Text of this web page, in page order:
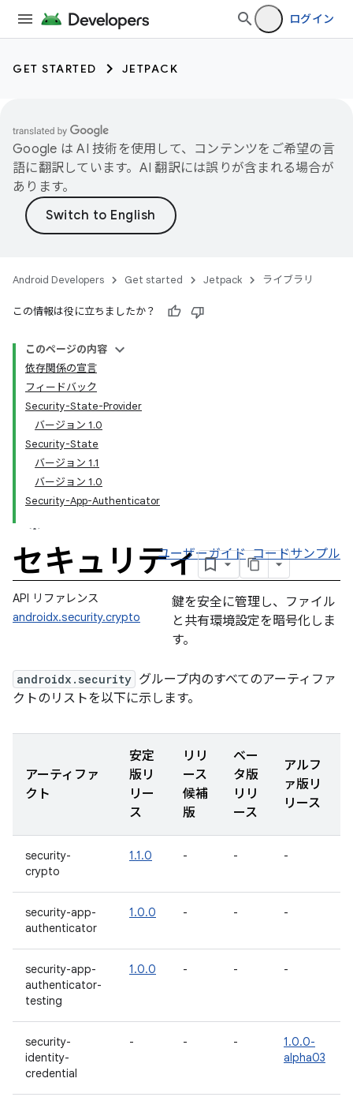
ログイン
GET STARTED JETPACK
Google は AI 技術を使用して、コンテンツをご希望の言
語に翻訳しています。AI 翻訳には誤りが含まれる場合が
あります。
Android Developers Get started Jetpack ライブラリ
この情報は役に立ちましたか？
このページの内容
依存関係の宣言
フィードバック
Security-State-Provider
バージョン 1.0
Security-State
バージョン 1.1
バージョン 1.0
Security-App-Authenticator
セキュリティユーザーガイド コードサンプル
API リファレンス
androidx.security.crypto
鍵を安全に管理し、ファイル
と共有環境設定を暗号化しま
す。
androidx.security グループ内のすべてのアーティファ
クトのリストを以下に示します。
アーティファ
クト
安定
版リ
リー
ス
リリ
ース
候補
版
ベー
タ版
リリ
ース
アルフ
ァ版リ
リース
security-
crypto
1.1.0 - - -
security-app-
authenticator
1.0.0 - - -
security-app-
authenticator-
testing
1.0.0 - - -
security-
identity-
credential
- - -
1.0.0-
alpha03